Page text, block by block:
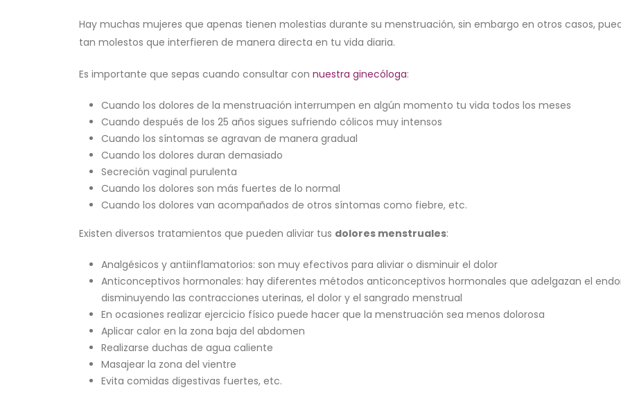
Hay muchas mujeres que apenas tienen molestias durante su menstruación, sin embargo en otros casos,
tan molestos que interfieren de manera directa en tu vida diaria.
Es importante que sepas cuando consultar con nuestra ginecóloga:
Cuando los dolores de la menstruación interrumpen en algún momento tu vida todos los meses
Cuando después de los 25 años sigues sufriendo cólicos muy intensos
Cuando los síntomas se agravan de manera gradual
Cuando los dolores duran demasiado
Secreción vaginal purulenta
Cuando los dolores son más fuertes de lo normal
Cuando los dolores van acompañados de otros síntomas como fiebre, etc.
Existen diversos tratamientos que pueden aliviar tus dolores menstruales:
Analgésicos y antiinflamatorios: son muy efectivos para aliviar o disminuir el dolor
Anticonceptivos hormonales: hay diferentes métodos anticonceptivos hormonales que adelgazan el
disminuyendo las contracciones uterinas, el dolor y el sangrado menstrual
En ocasiones realizar ejercicio físico puede hacer que la menstruación sea menos dolorosa
Aplicar calor en la zona baja del abdomen
Realizarse duchas de agua caliente
Masajear la zona del vientre
Evita comidas digestivas fuertes, etc.